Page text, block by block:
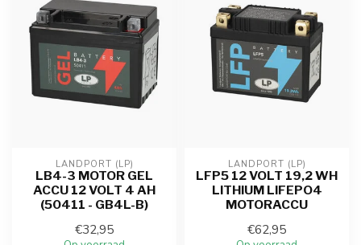
LANDPORT (LP)
LB4-3 MOTOR GEL
ACCU 12 VOLT 4 AH
(50411 - GB4L-B)
€32,95
LANDPORT (LP)
LFP5 12 VOLT 19,2 WH
LITHIUM LIFEPO4
MOTORACCU
€62,95